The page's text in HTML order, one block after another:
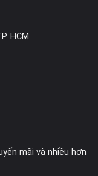
HCM
mãi và nhiều hơn